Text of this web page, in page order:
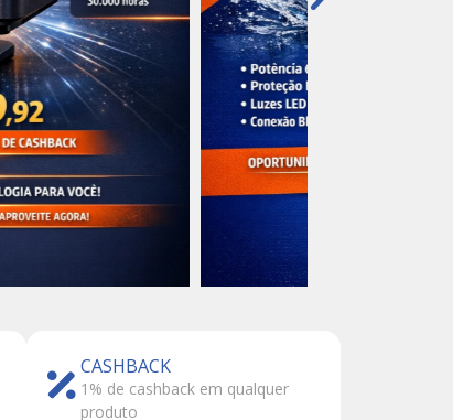
CASHBACK
1% de cashback em qualquer
produto